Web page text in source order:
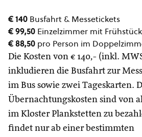
€ 140 Busfahrt & Messetickets
€ 99,50 Einzelzimmer mit Frühstück
€ 88,50 pro Person im
Die Kosten von € 140,- (inkl.
inkludieren die Busfahrt zur
im Bus sowie zwei Tageskarten.
Übernachtungskosten sind von
im Kloster Plankstetten zu
findet nur ab einer bestimmten